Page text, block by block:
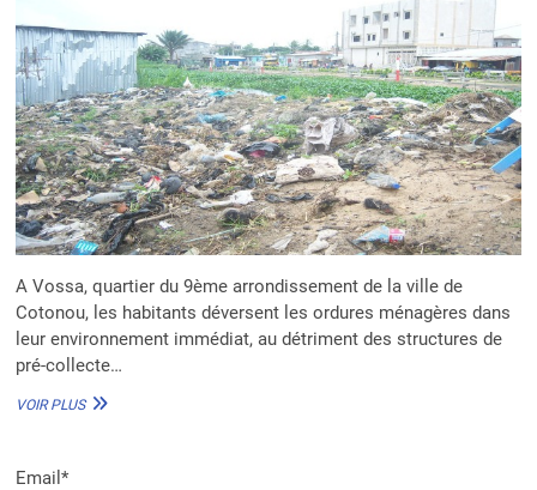
A Vossa, quartier du 9ème arrondissement de la ville de
Cotonou, les habitants déversent les ordures ménagères dans
leur environnement immédiat, au détriment des structures de
pré-collecte…
VOIR PLUSVOSSA,
Email*